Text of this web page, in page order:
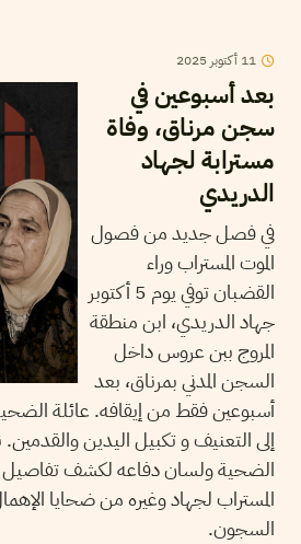
11 أكتوبر 2025
بعد أسبوعين في
سجن مرناق، وفاة
مسترابة لجهاد
الدريدي
في فصل جديد من فصول
الموت المستراب وراء
القضبان توفي يوم 5 أكتوبر
جهاد الدريدي، ابن منطقة
المروج ببن عروس داخل
السجن المدني بمرناق، بعد
أسبوعين فقط من إيقافه. عائلة
إلى التعنيف و تكبيل اليدين والقدمين.
الضحية ولسان دفاعه لكشف
المستراب لجهاد وغيره من ضحايا
السجون.